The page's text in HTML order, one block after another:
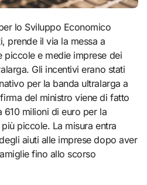
prende il via la messa a
e medie imprese dei
Gli incentivi erano stati
per la banda ultralarga a
del ministro viene di fatto
milioni di euro per la
piccole. La misura entra
aiuti alle imprese dopo aver
fino allo scorso